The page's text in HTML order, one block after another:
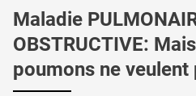
Maladie
OBSTRUCTIVE:
poumons ne veulent